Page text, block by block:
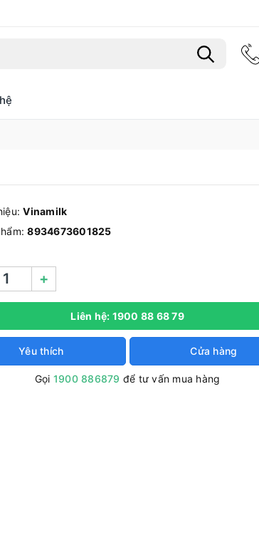
Vinamilk
8934673601825
+
Liên hệ: 1900 88 68 79
Yêu thích Cửa hàng
Gọi 1900 886879 để tư vấn mua hàng